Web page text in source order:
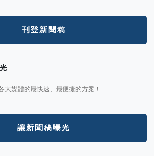
刊登新聞稿
大媒體的最快速、最便捷的方案！
讓新聞稿曝光